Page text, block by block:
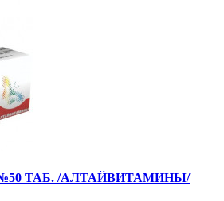
ТАБ. /АЛТАЙВИТАМИНЫ/